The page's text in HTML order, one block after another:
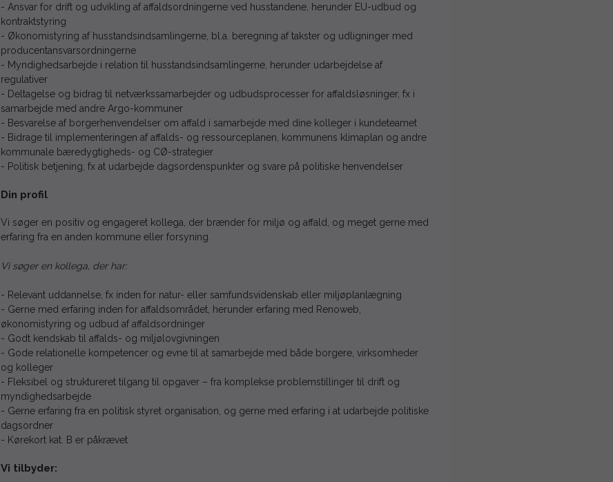
- Ansvar for drift og udvikling af affaldsordningerne ved husstandene, herunder EU-udbud og
kontraktstyring
- Økonomistyring af husstandsindsamlingerne, bl.a. beregning af takster og udligninger med
producentansvarsordningerne
- Myndighedsarbejde i relation til husstandsindsamlingerne, herunder udarbejdelse af
regulativer
- Deltagelse og bidrag til netværkssamarbejder og udbudsprocesser for affaldsløsninger, fx i
samarbejde med andre Argo-kommuner
- Besvarelse af borgerhenvendelser om affald i samarbejde med dine kolleger i kundeteamet
- Bidrage til implementeringen af affalds- og ressourceplanen, kommunens klimaplan og andre
kommunale bæredygtigheds- og CØ-strategier
- Politisk betjening, fx at udarbejde dagsordenspunkter og svare på politiske henvendelser
Din profil
Vi søger en positiv og engageret kollega, der brænder for miljø og affald, og meget gerne med
erfaring fra en anden kommune eller forsyning.
Vi søger en kollega, der har:
- Relevant uddannelse, fx inden for natur- eller samfundsvidenskab eller miljøplanlægning
- Gerne med erfaring inden for affaldsområdet, herunder erfaring med Renoweb,
økonomistyring og udbud af affaldsordninger
- Godt kendskab til affalds- og miljølovgivningen
- Gode relationelle kompetencer og evne til at samarbejde med både borgere, virksomheder
og kolleger
- Fleksibel og struktureret tilgang til opgaver – fra komplekse problemstillinger til drift og
myndighedsarbejde
- Gerne erfaring fra en politisk styret organisation, og gerne med erfaring i at udarbejde politiske
dagsordner
- Kørekort kat. B er påkrævet
Vi tilbyder: